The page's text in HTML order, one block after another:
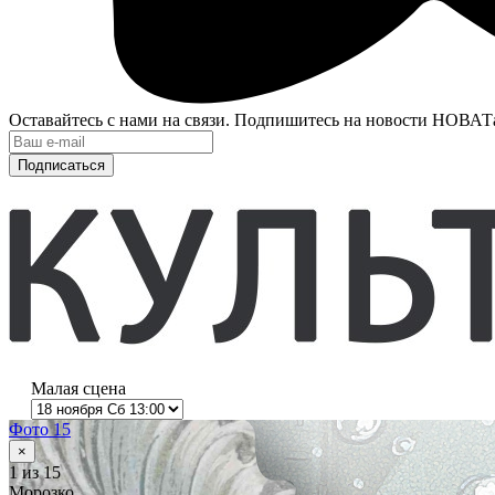
Оставайтесь с нами на связи. Подпишитесь на новости
Подписаться
Малая сцена
Фото 15
×
1 из 15